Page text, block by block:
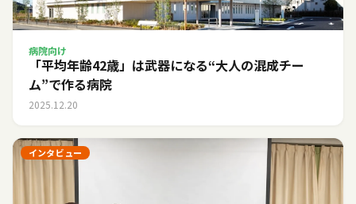
病院向け
「平均年齢42歳」は武器になる――“大人の混成チー
ム”で作る病院
2025.12.20
インタビュー